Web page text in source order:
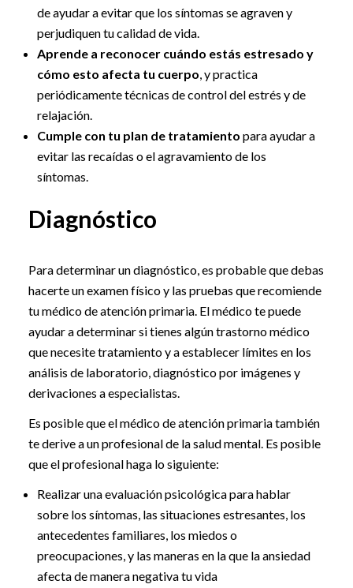
de ayudar a evitar que los síntomas se agraven y
perjudiquen tu calidad de vida.
Aprende a reconocer cuándo estás estresado y
cómo esto afecta tu cuerpo, y practica
periódicamente técnicas de control del estrés y de
relajación.
Cumple con tu plan de tratamiento para ayudar a
evitar las recaídas o el agravamiento de los
síntomas.
Diagnóstico
Para determinar un diagnóstico, es probable que debas
hacerte un examen físico y las pruebas que recomiende
tu médico de atención primaria. El médico te puede
ayudar a determinar si tienes algún trastorno médico
que necesite tratamiento y a establecer límites en los
análisis de laboratorio, diagnóstico por imágenes y
derivaciones a especialistas.
Es posible que el médico de atención primaria también
te derive a un profesional de la salud mental. Es posible
que el profesional haga lo siguiente:
Realizar una evaluación psicológica para hablar
sobre los síntomas, las situaciones estresantes, los
antecedentes familiares, los miedos o
preocupaciones, y las maneras en la que la ansiedad
afecta de manera negativa tu vida